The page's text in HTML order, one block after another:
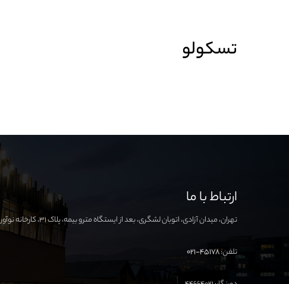
تسکولو
ارتباط با ما
تهران، میدان آزادی، اتوبان لشگری، بعد از ایستگاه مترو بیمه، پلاک ۳۱، کارخانه نوآوری آزادی
تلفن:۴۵۱۷۸-۰۲۱